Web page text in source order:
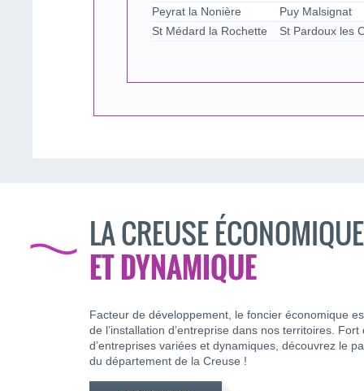
Peyrat la Nonière
Puy Malsignat
St Médard la Rochette
St Pardoux les
LA CREUSE ÉCONOMIQUE
ET DYNAMIQUE
Facteur de développement, le foncier économique
de l’installation d’entreprise dans nos territoires. Fort
d’entreprises variées et dynamiques, découvrez le
du département de la Creuse !